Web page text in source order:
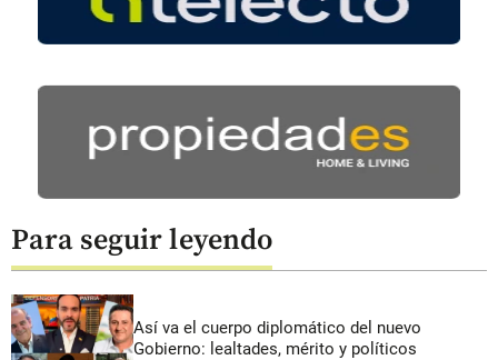
Para seguir leyendo
Así va el cuerpo diplomático del nuevo
Gobierno: lealtades, mérito y políticos